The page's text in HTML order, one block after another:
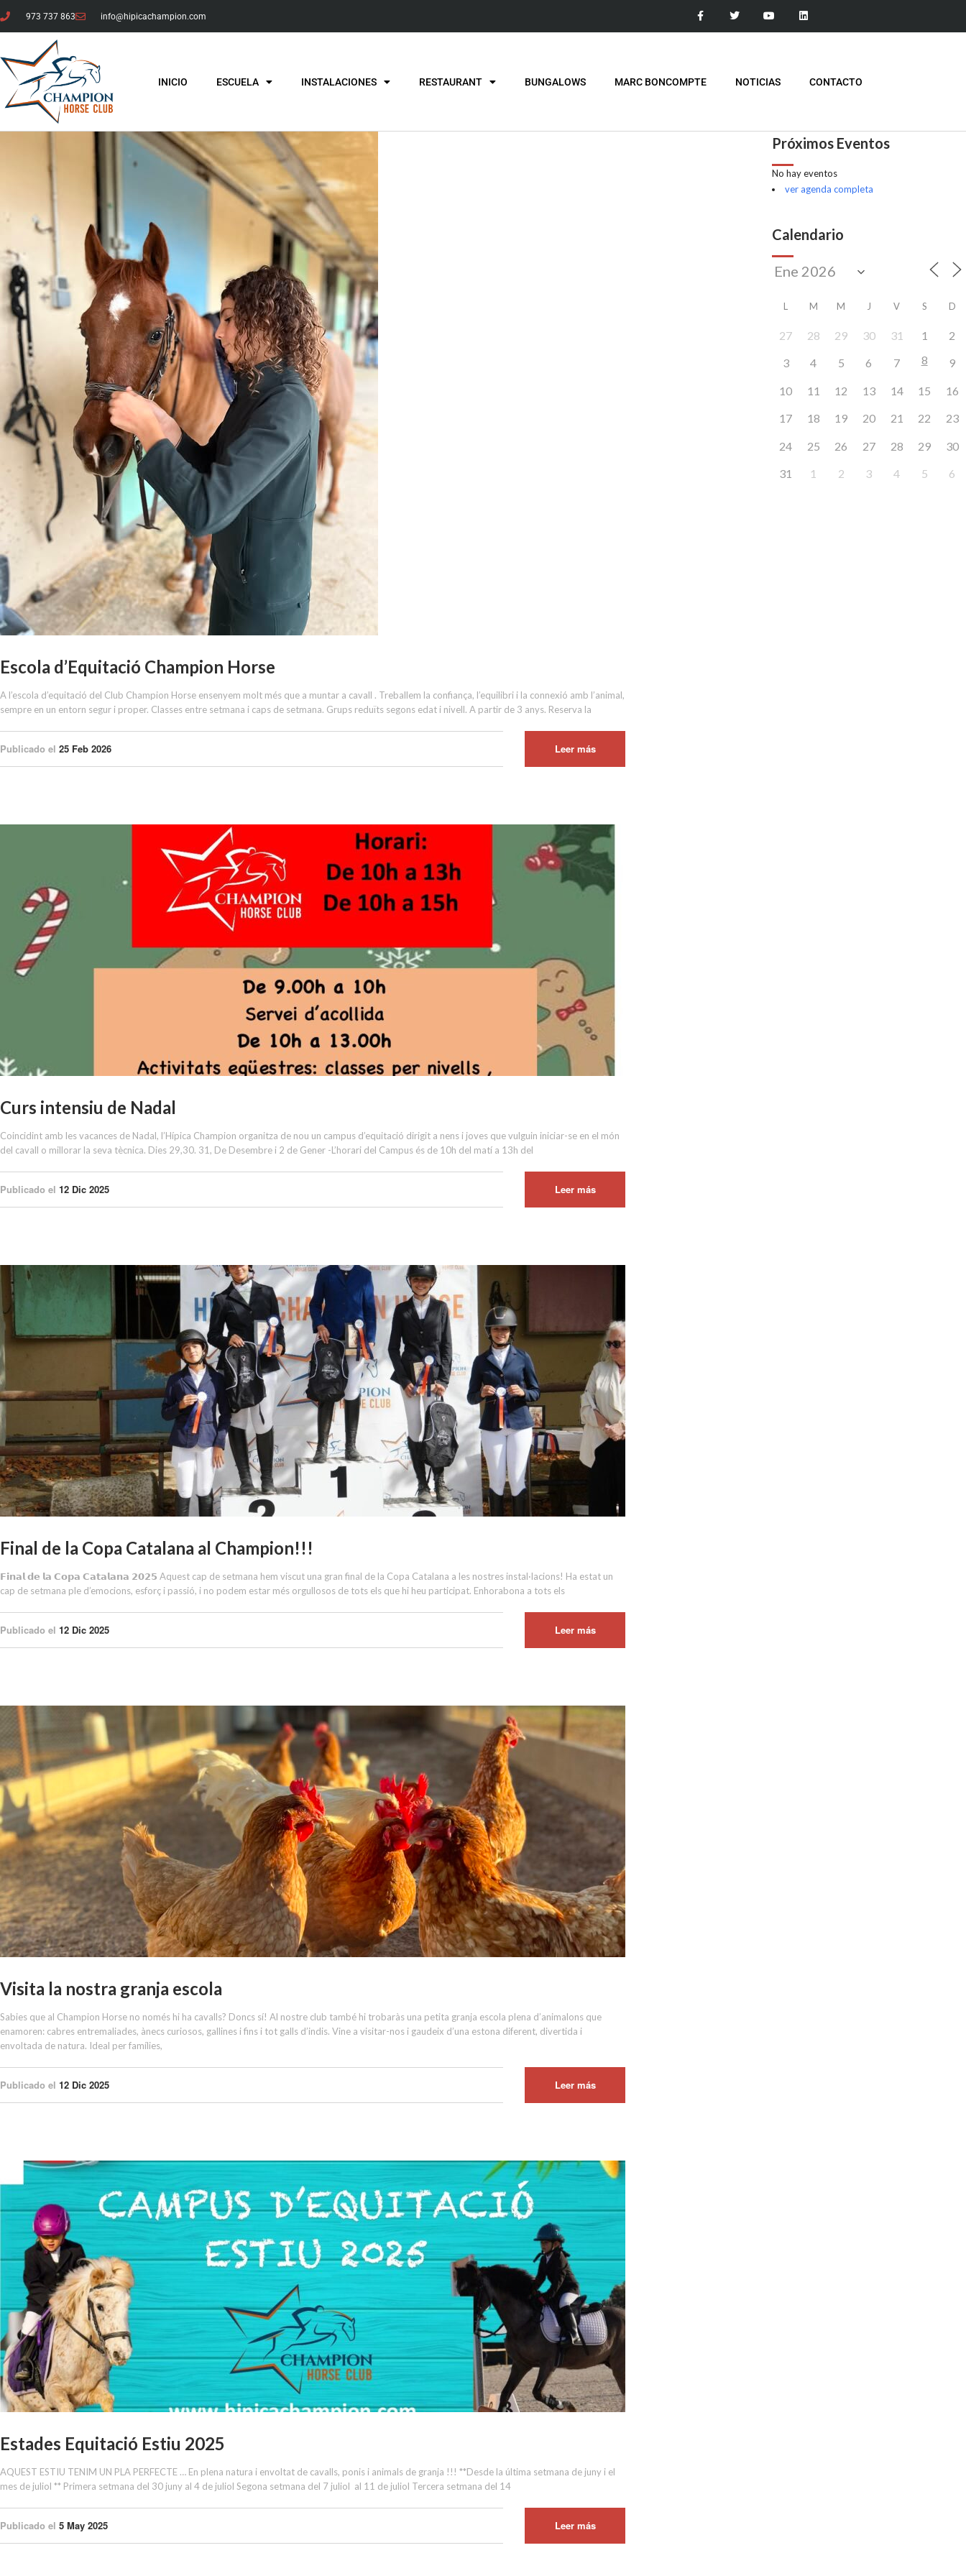
973 737 863 info@hipicachampion.com
INICIO ESCUELA INSTALACIONES RESTAURANT BUNGALOWS MARC BONCOMPTE NOTICIAS CONTACTO
Escola d’Equitació Champion Horse
A l’escola d’equitació del Club Champion Horse ensenyem molt més que a muntar a cavall . Treballem la confiança, l’equilibri i la connexió amb l’animal,
sempre en un entorn segur i proper. Classes entre setmana i caps de setmana. Grups reduïts segons edat i nivell. A partir de 3 anys. Reserva la
Publicado el 25 Feb 2026 Leer más
Curs intensiu de Nadal
Coincidint amb les vacances de Nadal, l’Hípica Champion organitza de nou un campus d’equitació dirigit a nens i joves que vulguin iniciar-se en el món
del cavall o millorar la seva tècnica. Dies 29,30. 31, De Desembre i 2 de Gener -L’horari del Campus és de 10h del matí a 13h del
Publicado el 12 Dic 2025 Leer más
Final de la Copa Catalana al Champion!!!
𝗙𝗶𝗻𝗮𝗹 𝗱𝗲 𝗹𝗮 𝗖𝗼𝗽𝗮 𝗖𝗮𝘁𝗮𝗹𝗮𝗻𝗮 𝟮𝟬𝟮𝟱 Aquest cap de setmana hem viscut una gran final de la Copa Catalana a les nostres instal·lacions! Ha estat un
cap de setmana ple d’emocions, esforç i passió, i no podem estar més orgullosos de tots els que hi heu participat. Enhorabona a tots els
Publicado el 12 Dic 2025 Leer más
Visita la nostra granja escola
Sabies que al Champion Horse no només hi ha cavalls? Doncs sí! Al nostre club també hi trobaràs una petita granja escola plena d’animalons que
enamoren: cabres entremaliades, ànecs curiosos, gallines i fins i tot galls d’indis. Vine a visitar-nos i gaudeix d’una estona diferent, divertida i
envoltada de natura. Ideal per famílies,
Publicado el 12 Dic 2025 Leer más
Estades Equitació Estiu 2025
AQUEST ESTIU TENIM UN PLA PERFECTE … En plena natura i envoltat de cavalls, ponis i animals de granja !!! **Desde la última setmana de juny i el
mes de juliol ** Primera setmana del 30 juny al 4 de juliol Segona setmana del 7 juliol al 11 de juliol Tercera setmana del 14
Publicado el 5 May 2025 Leer más
Próximos Eventos
No hay eventos
ver agenda completa
Calendario
L M M J V S D
27 28 29 30 31 1 2
3 4 5 6 7 8 9
10 11 12 13 14 15 16
17 18 19 20 21 22 23
24 25 26 27 28 29 30
31 1 2 3 4 5 6